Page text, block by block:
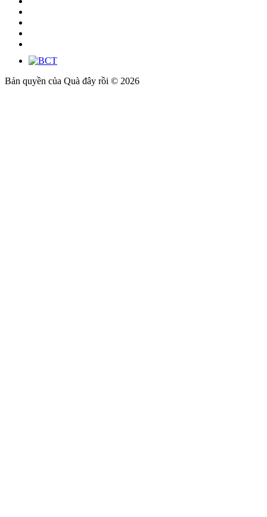
Bản quyền của Quà đây rồi © 2026